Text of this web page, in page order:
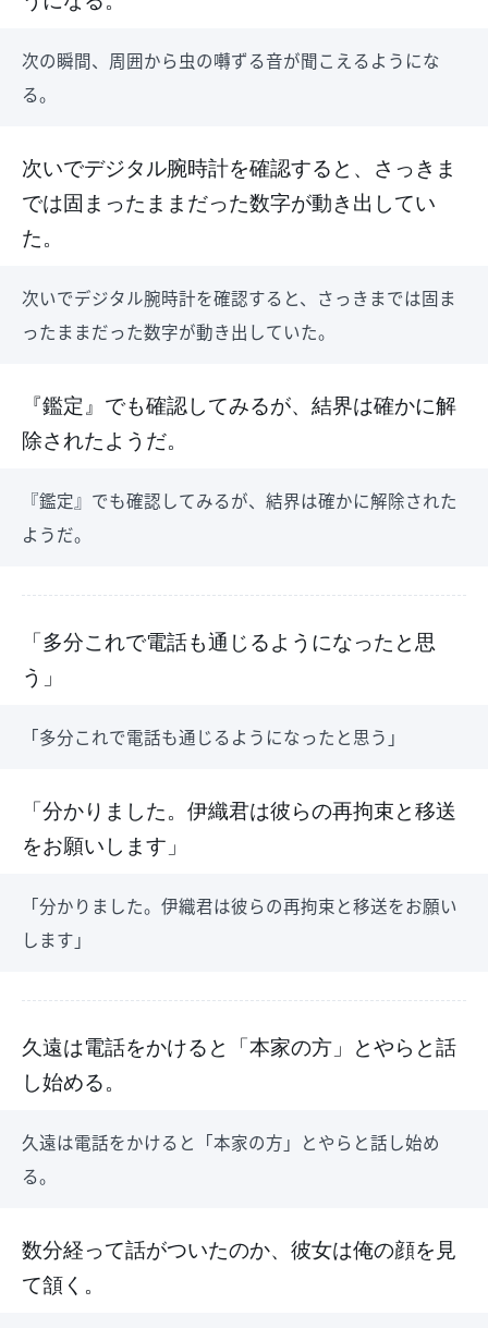
次の瞬間、周囲から虫の囀ずる音が聞こえるようにな
る。
次いでデジタル腕時計を確認すると、さっきま
では固まったままだった数字が動き出してい
た。
次いでデジタル腕時計を確認すると、さっきまでは固ま
ったままだった数字が動き出していた。
『鑑定』でも確認してみるが、結界は確かに解
除されたようだ。
『鑑定』でも確認してみるが、結界は確かに解除された
ようだ。
「多分これで電話も通じるようになったと思
う」
「多分これで電話も通じるようになったと思う」
「分かりました。伊織君は彼らの再拘束と移送
をお願いします」
「分かりました。伊織君は彼らの再拘束と移送をお願い
します」
久遠は電話をかけると「本家の方」とやらと話
し始める。
久遠は電話をかけると「本家の方」とやらと話し始め
る。
数分経って話がついたのか、彼女は俺の顔を見
て頷く。